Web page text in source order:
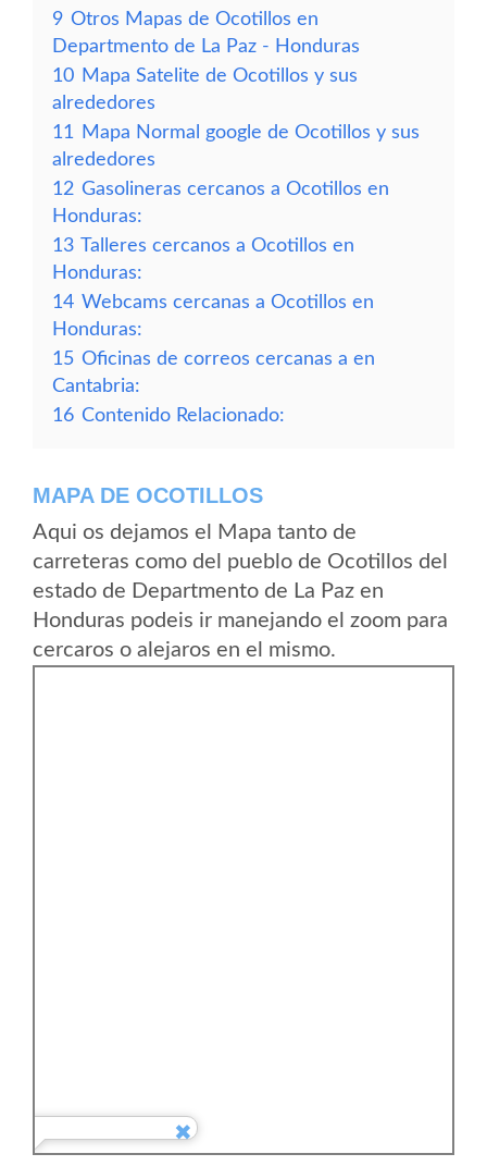
9 Otros Mapas de Ocotillos en
Departmento de La Paz - Honduras
10 Mapa Satelite de Ocotillos y sus
alrededores
11
Mapa Normal google de Ocotillos y sus
alrededores
12 Gasolineras cercanos a Ocotillos en
Honduras:
13 Talleres cercanos a Ocotillos en
Honduras:
14 Webcams cercanas a Ocotillos en
Honduras:
15 Oficinas de correos cercanas a en
Cantabria:
16 Contenido Relacionado:
MAPA DE OCOTILLOS
Aqui os dejamos el Mapa tanto de
carreteras como del pueblo de Ocotillos del
estado de Departmento de La Paz en
Honduras podeis ir manejando el zoom para
cercaros o alejaros en el mismo.